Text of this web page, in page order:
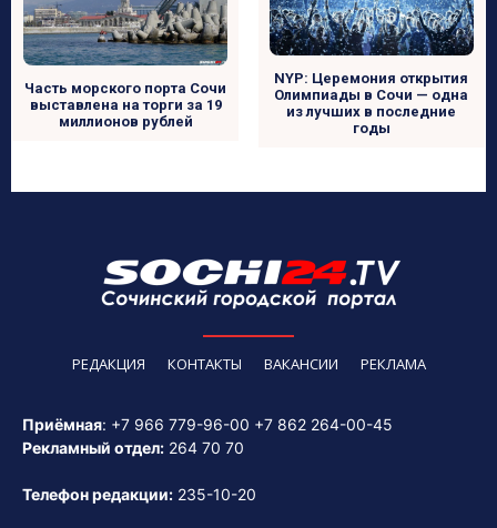
Часть морского порта Сочи
выставлена на торги за 19
миллионов рублей
NYP: Церемония открытия
Олимпиады в Сочи — одна
из лучших в последние
годы
РЕДАКЦИЯ КОНТАКТЫ ВАКАНСИИ РЕКЛАМА
Приёмная: +7 966 779-96-00 +7 862 264-00-45
Рекламный отдел: 264 70 70
Телефон редакции: 235-10-20